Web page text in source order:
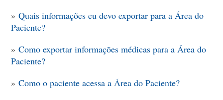
» Quais informações eu devo exportar para a Área do
Paciente?
» Como exportar informações médicas para a Área do
Paciente?
» Como o paciente acessa a Área do Paciente?